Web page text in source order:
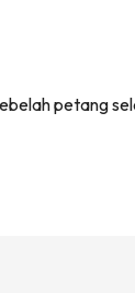
petang